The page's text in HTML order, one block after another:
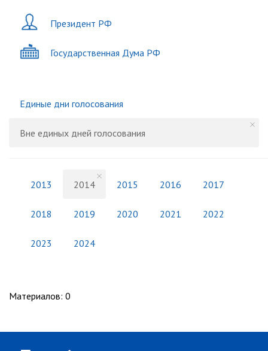
Президент РФ
Государственная Дума РФ
Единые дни голосования
Вне единых дней голосования
2013 2014 2015 2016 2017
2018 2019 2020 2021 2022
2023 2024
Материалов: 0